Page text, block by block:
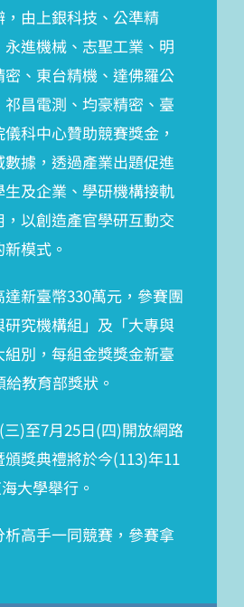
由上銀科技、公準精
進機械、志聖工業、明
密、東台精機、達佛羅公
昌電測、均豪精密、臺
科中心贊助競賽獎金，
據，透過產業出題促進
及企業、學研機構接軌
以創造產官學研互動交
模式。
新臺幣330萬元，參賽團
究機構組」及「大專與
別，每組金獎獎金新臺
教育部獎狀。
)至7月25日(四)開放網路
獎典禮將於今(113)年11
大學舉行。
高手一同競賽，參賽拿